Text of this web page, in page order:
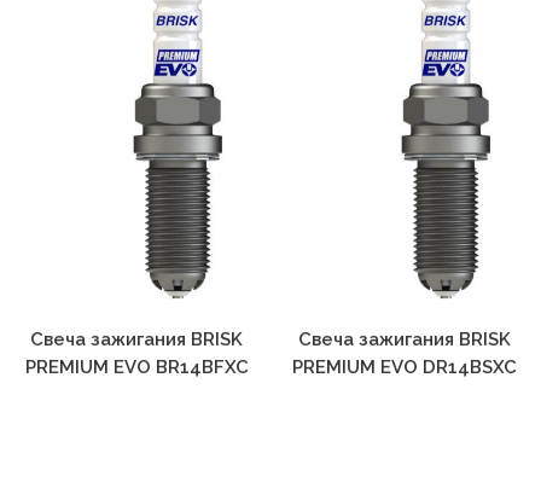
PREMIUM EVO BR14BFXC
PREMIUM EVO DR14BSXC